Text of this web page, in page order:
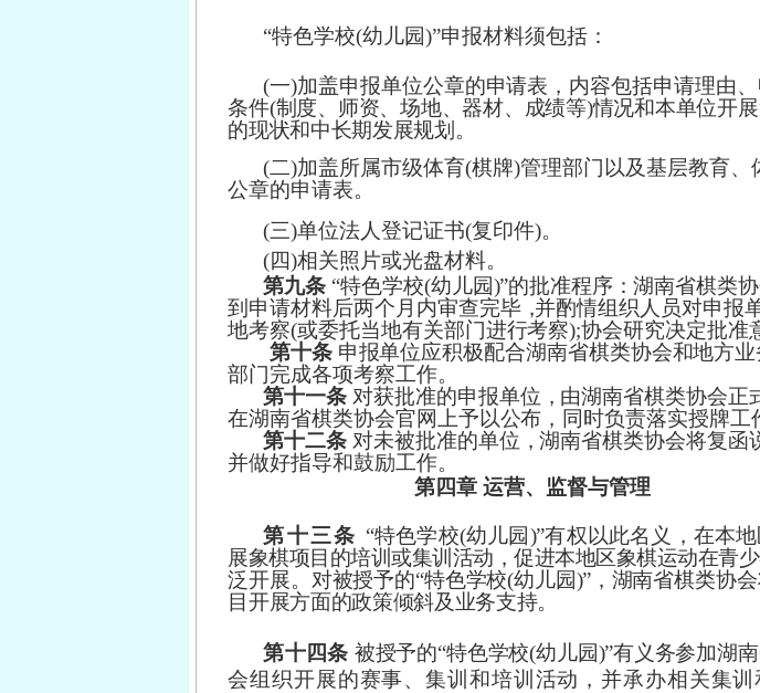
“特色学校(幼儿园)”申报材料须包括：
(一)加盖申报单位公章的申请表，内容包括申请理由
条件(制度、师资、场地、器材、成绩等)情况和本单位开
的现状和中长期发展规划。
(二)加盖所属市级体育(棋牌)管理部门以及基层教育、
公章的申请表。
(三)单位法人登记证书(复印件)。
(四)相关照片或光盘材料。
第九条 “特色学校(幼儿园)”的批准程序：湖南省棋类
到申请材料后两个月 内审查完毕，并酌情组织人员对申报
地考察(或委托当地有关部门进行考察);协会研究决定批准
第十条 申报单位应积极配合湖南省棋类协会和地方业
部门完成各项考察工作。
第十一条 对获批准的申报单位 ， 由湖南省棋类协会正
在湖南省棋类协会官网上予以公布， 同时负责落实授牌工
第十二条 对未被批准的单位 ，湖南省棋类协会将复函
并做好指导和鼓励工作。
第四章 运营、监督与管理
第十三条 “特色学校(幼儿园)”有权以此名义，在本
展象棋项目的培训或集训活动，促进本地区象棋运动在青
泛开展。对被授予的“特色学校(幼儿园)”，湖南省棋类协
目开展方面的政策倾斜及业务支持。
第十四条 被授予的“特色学校(幼儿园)”有义务参加湖
会组织开展的赛事、集训和培训活动，并承办相关集训